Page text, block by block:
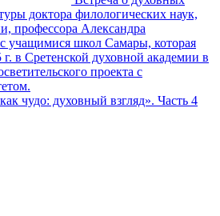
доктора филологических наук,
профессора Александра
учащимися школ Самары, которая
в Сретенской духовной академии в
проекта с
чудо: духовный взгляд». Часть 4